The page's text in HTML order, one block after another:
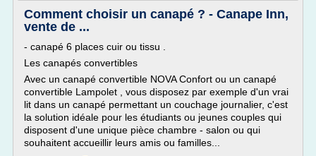
Comment choisir un canapé ? - Canape Inn,
vente de ...
- canapé 6 places cuir ou tissu .
Les canapés convertibles
Avec un canapé convertible NOVA Confort ou un canapé
convertible Lampolet , vous disposez par exemple d'un vrai
lit dans un canapé permettant un couchage journalier, c'est
la solution idéale pour les étudiants ou jeunes couples qui
disposent d'une unique pièce chambre - salon ou qui
souhaitent accueillir leurs amis ou familles...